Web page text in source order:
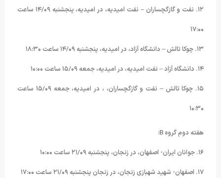
۱۲. نفت و گازگچساران – نفت امیدیه، در امیدیه، پنجشنبه ۱۴/۰۹ ساعت
۱۷:۰۰
۱۳. چوکا تالش – دانشگاه آزاد، در امیدیه، پنجشنبه ۱۴/۰۹ ساعت ۱۸:۳۰
۱۴. دانشگاه آزاد – نفت امیدیه، در امیدیه، جمعه ۱۵/۰۹ ساعت ۱۰:۰۰
۱۵. چوکا تالش – نفت و گازگچساران، ، در امیدیه، جمعه ۱۵/۰۹ ساعت
۱۰:۳۰
هفته دوم گروه B:
۱۶. جوانان ایران- اصفهان، در زنجان، پنجشنبه ۲۱/۰۹ ساعت ۱۰:۰۰
۱۷. اصفهان- شهید شهبازی زنجان، در زنجان پنجشنبه ۲۱/۰۹ ساعت ۱۷:۰۰